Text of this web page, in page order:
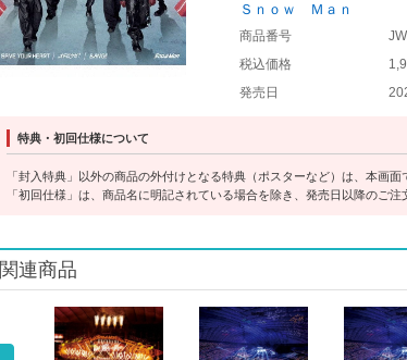
Ｓｎｏｗ Ｍａｎ
商品番号
税込価格
発売日
特典・初回仕様について
「封入特典」以外の商品の外付けとなる特典（ポスターなど）は、本画
「初回仕様」は、商品名に明記されている場合を除き、発売日以降のご
関連商品